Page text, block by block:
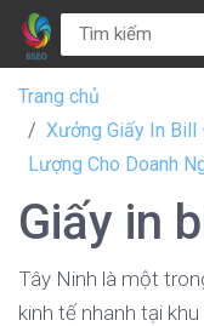
Trang chủ
Xưởng Giấy In Bill
Lượng Cho Doanh
Giấy in
Tây Ninh là một
kinh tế nhanh tại